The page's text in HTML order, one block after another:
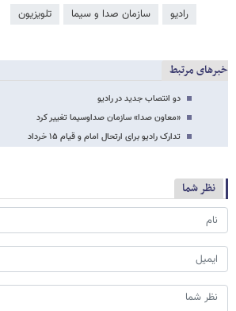
رادیو سازمان صدا و سیما تلویزیون
خبرهای مرتبط
دو انتصاب جدید در رادیو
«معاون صدا» سازمان صداوسیما تغییر کرد
تدارک رادیو برای ارتحال امام و قیام ۱۵ خرداد
نظر شما